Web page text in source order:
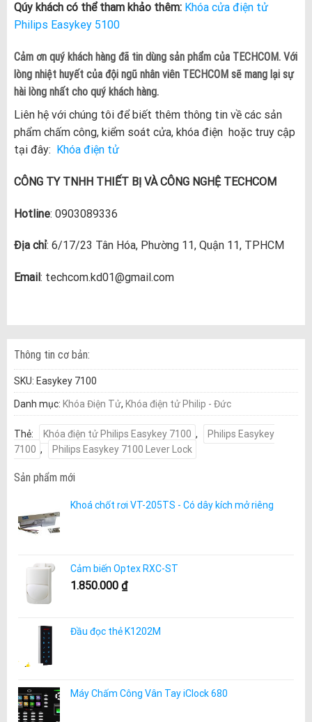
Qúy khách có thể tham khảo thêm: Khóa cửa điện tử
Philips Easykey 5100
Cảm ơn quý khách hàng đã tin dùng sản phẩm của TECHCOM. Với
lòng nhiệt huyết của đội ngũ nhân viên TECHCOM sẽ mang lại sự
hài lòng nhất cho quý khách hàng.
Liên hệ với chúng tôi để biết thêm thông tin về các sản
phẩm chấm công, kiểm soát cửa, khóa điện hoặc truy cập
tại đây: Khóa điện tử
CÔNG TY TNHH THIẾT BỊ VÀ CÔNG NGHỆ TECHCOM
Hotline: 0903089336
Địa chỉ: 6/17/23 Tân Hóa, Phường 11, Quận 11, TPHCM
Email : techcom.kd01@gmail.com
Thông tin cơ bản:
SKU: Easykey 7100
Danh mục: Khóa Điện Tử, Khóa điện tử Philip - Đức
Thẻ: Khóa điện tử Philips Easykey 7100 ,
Philips Easykey
7100 , Philips Easykey 7100 Lever Lock
Sản phẩm mới
Khoá chốt rơi VT-205TS - Có dây kích mở riêng
Cảm biến Optex RXC-ST
1.850.000 ₫
Đầu đọc thẻ K1202M
Máy Chấm Công Vân Tay iClock 680